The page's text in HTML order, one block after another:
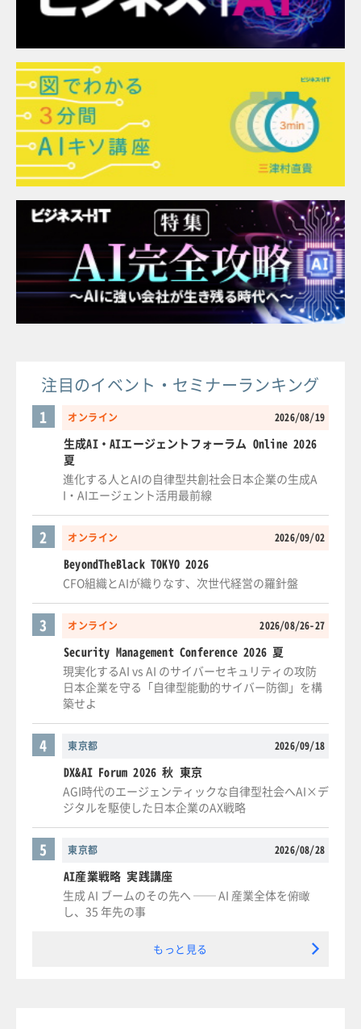
注目のイベント・セミナーランキング
オンライン 2026/08/19
1
生成AI・AIエージェントフォーラム Online 2026
夏
進化する人とAIの自律型共創社会日本企業の生成A
I・AIエージェント活用最前線
オンライン 2026/09/02
2
BeyondTheBlack TOKYO 2026
CFO組織とAIが織りなす、次世代経営の羅針盤
オンライン 2026/08/26-27
3
Security Management Conference 2026 夏
現実化するAI vs AI のサイバーセキュリティの攻防
日本企業を守る「自律型能動的サイバー防御」を構
築せよ
東京都 2026/09/18
4
DX&AI Forum 2026 秋 東京
AGI時代のエージェンティックな自律型社会へAI×デ
ジタルを駆使した日本企業のAX戦略
東京都 2026/08/28
5
AI産業戦略 実践講座
生成 AI ブームのその先へ ── AI 産業全体を俯瞰
し、35 年先の事
もっと見る